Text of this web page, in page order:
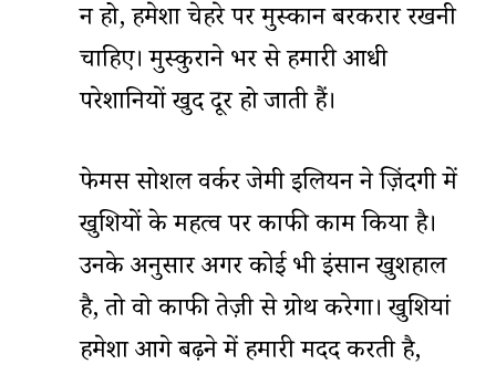
न हो, हमेशा चेहरे पर मुस्कान बरकरार रखनी
चाहिए। मुस्कुराने भर से हमारी आधी
परेशानियों खुद दूर हो जाती हैं।
फेमस सोशल वर्कर जेमी इलियन ने ज़िंदगी में
खुशियों के महत्व पर काफी काम किया है।
उनके अनुसार अगर कोई भी इंसान खुशहाल
है, तो वो काफी तेज़ी से ग्रोथ करेगा। खुशियां
हमेशा आगे बढ़ने में हमारी मदद करती है,